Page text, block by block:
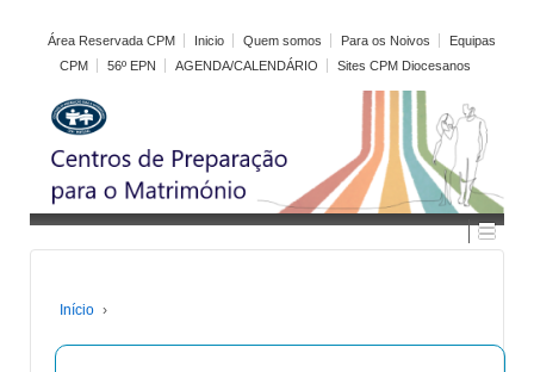
Área Reservada CPM Inicio Quem somos Para os Noivos
Equipas
CPM
56º EPN AGENDA/CALENDÁRIO Sites CPM Diocesanos
Início ›